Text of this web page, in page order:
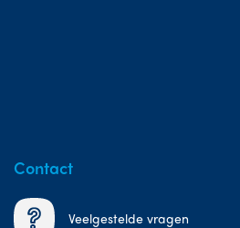
Contact
Veelgestelde vragen